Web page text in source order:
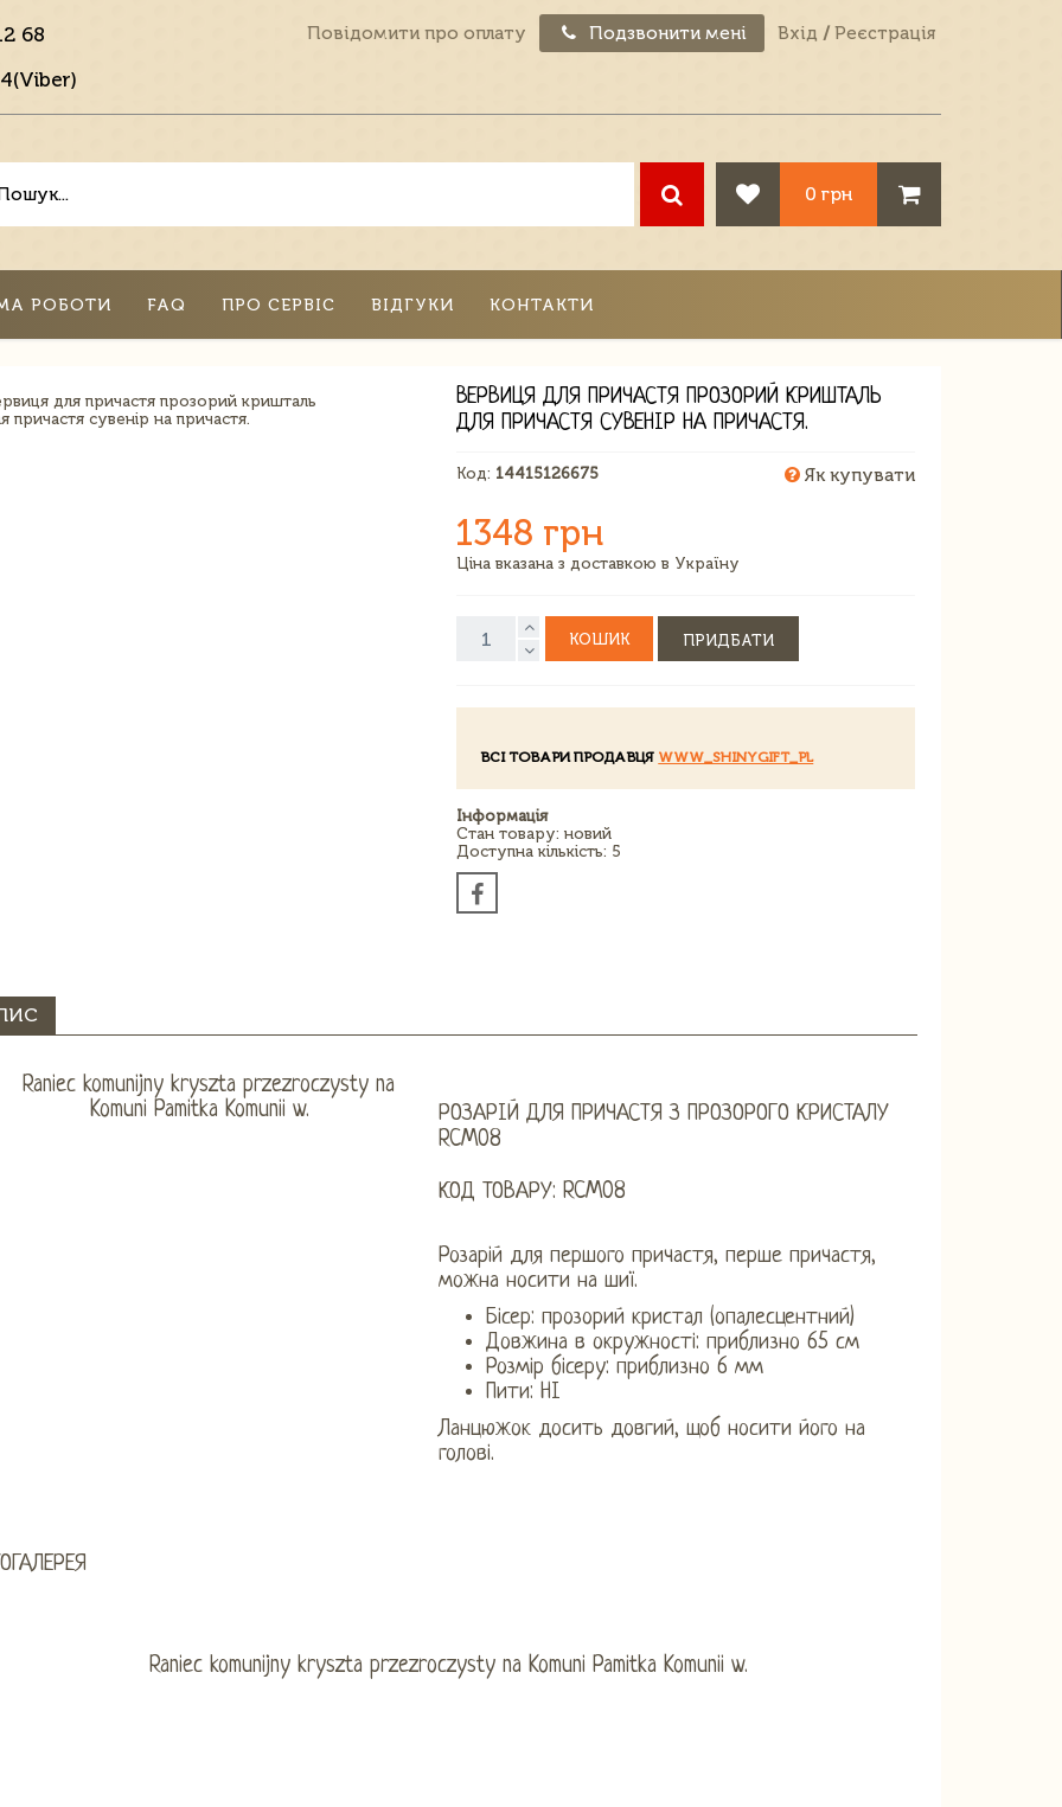
68
Повідомити про оплату Подзвонити мені Вхід / Реєстрація
0 грн
РОБОТИ FAQ ПРО СЕРВІС ВІДГУКИ КОНТАКТИ
ВЕРВИЦЯ ДЛЯ ПРИЧАСТЯ ПРОЗОРИЙ КРИШТАЛЬ
ДЛЯ ПРИЧАСТЯ СУВЕНІР НА ПРИЧАСТЯ.
Код: 14415126675 Як купувати
1348 грн
Ціна вказана з доставкою в Україну
КОШИК ПРИДБАТИ
ВСІ ТОВАРИ ПРОДАВЦЯ WWW_SHINYGIFT_PL
Інформація
Стан товару: новий
Доступна кількість: 5
РОЗАРІЙ ДЛЯ ПРИЧАСТЯ З ПРОЗОРОГО КРИСТАЛУ
RCM08
КОД ТОВАРУ: RCM08
Розарій для першого причастя, перше причастя,
можна носити на шиї.
Бісер: прозорий кристал (опалесцентний)
Довжина в окружності: приблизно 65 см
Розмір бісеру: приблизно 6 мм
Пити: НІ
Ланцюжок досить довгий, щоб носити його на
голові.